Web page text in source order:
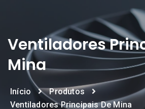
Ventiladores
Mina
Início
Produtos
Ventiladores Principais De Mina